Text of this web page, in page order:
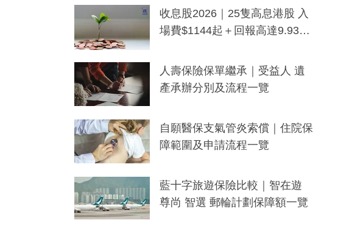
一度被誤當詐騙手段
收息股2026｜25隻高息港股 入
場費$1144起＋回報高達9.93
人壽保險保單繼承｜受益人 遺
產承辦分別及流程一覽
自願醫保支氣管炎索償｜住院保
障範圍及申請流程一覽
藍十字旅遊保險比較｜智在遊
尊尚 智選 郵輪計劃保障額一覽